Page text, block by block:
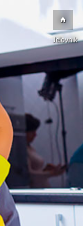
Jelovnik